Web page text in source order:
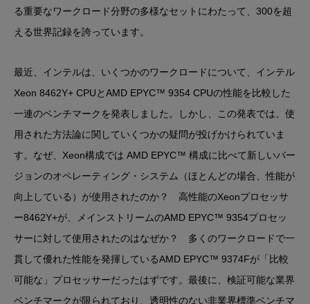
る重要なワークロード分野の多様なセットにわたって、300を超
える世界記録を誇っています。
最近、インテルは、いくつかのワークロードについて、インテル
Xeon 8462Y+ CPUとAMD EPYC™ 9354 CPUの性能を比較した
一連のベンチマークを発表しました。しかし、この発表では、使
用された方法論に関していくつかの疑問が投げかけられていま
す。なぜ、Xeon構成では AMD EPYC™ 構成に比べて新しいバー
ジョンのオペレーティング・システム（ほとんどの場合、性能が
向上している）が使用されたのか？ 高性能のXeonプロセッサ
ー8462Y+が、メインストリームのAMD EPYC™ 9354プロセッ
サーに対して使用されたのはなぜか？ 多くのワークロードで一
貫して優れた性能を発揮しているAMD EPYC™ 9374Fが「比較
可能な」プロセッサーだったはずです。最後に、検証可能な業界
ベンチマークが限られており、透明性のない非業界標準ベンチマ